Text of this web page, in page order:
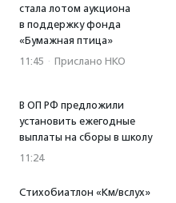
стала лотом аукциона
в поддержку фонда
«Бумажная птица»
11:45 · Прислано НКО
В ОП РФ предложили
установить ежегодные
выплаты на сборы в школу
11:24
Стихобиатлон «Км/вслух»